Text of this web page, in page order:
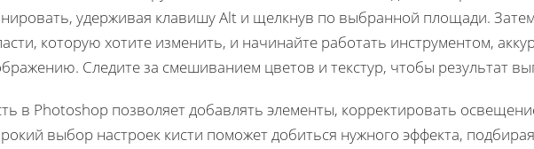
удерживая клавишу Alt и щелкнув по выбранной площади.
которую хотите изменить, и начинайте работать инструментом,
Следите за смешиванием цветов и текстур, чтобы результат
в Photoshop позволяет добавлять элементы, корректировать
выбор настроек кисти поможет добиться нужного эффекта,